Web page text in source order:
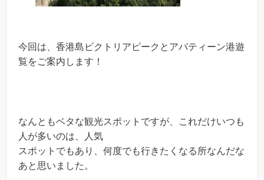
今回は、香港島ビクトリアピークとアバティーン港遊
覧をご案内します！
なんともベタな観光スポットですが、これだけいつも
人が多いのは、人気
スポットでもあり、何度でも行きたくなる所なんだな
あと思いました。